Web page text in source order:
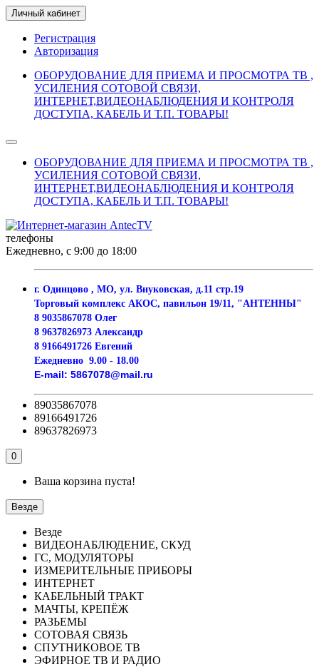
Личный кабинет
Регистрация
Авторизация
ОБОРУДОВАНИЕ ДЛЯ ПРИЕМА И ПРОСМОТРА ТВ ,
УСИЛЕНИЯ СОТОВОЙ СВЯЗИ,
ИНТЕРНЕТ,ВИДЕОНАБЛЮДЕНИЯ И КОНТРОЛЯ
ДОСТУПА, КАБЕЛЬ И Т.П. ТОВАРЫ!
ОБОРУДОВАНИЕ ДЛЯ ПРИЕМА И ПРОСМОТРА ТВ ,
УСИЛЕНИЯ СОТОВОЙ СВЯЗИ,
ИНТЕРНЕТ,ВИДЕОНАБЛЮДЕНИЯ И КОНТРОЛЯ
ДОСТУПА, КАБЕЛЬ И Т.П. ТОВАРЫ!
телефоны
Ежедневно, с 9:00 до 18:00
г. Одинцово , МО, ул. Внуковская, д.11 стр.19
Торговый комплекс АКОС, павильон 19/11, "АНТЕННЫ"
8 9035867078 Олег
8 9637826973 Александр
8 9166491726 Евгений
Ежедневно 9.00 - 18.00
E-mail: 5867078@mail.ru
89035867078
89166491726
89637826973
0
Ваша корзина пуста!
Везде
Везде
ВИДЕОНАБЛЮДЕНИЕ, СКУД
ГС, МОДУЛЯТОРЫ
ИЗМЕРИТЕЛЬНЫЕ ПРИБОРЫ
ИНТЕРНЕТ
КАБЕЛЬНЫЙ ТРАКТ
МАЧТЫ, КРЕПЁЖ
РАЗЬЕМЫ
СОТОВАЯ СВЯЗЬ
СПУТНИКОВОЕ ТВ
ЭФИРНОЕ ТВ И РАДИО